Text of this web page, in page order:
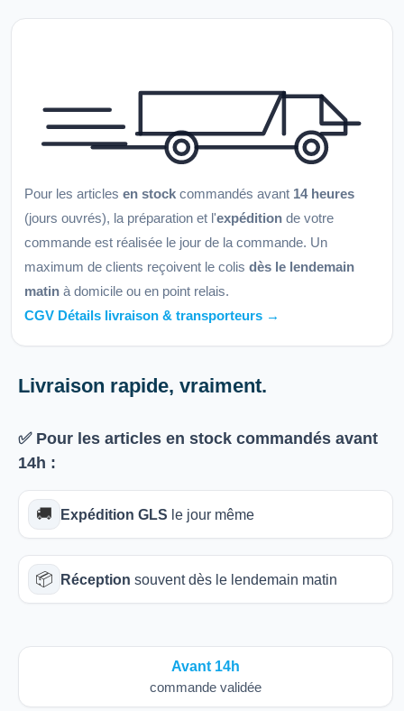
Pour les articles en stock commandés avant 14 heures
(jours ouvrés), la préparation et l'expédition de votre
commande est réalisée le jour de la commande. Un
maximum de clients reçoivent le colis dès le lendemain
matin à domicile ou en point relais.
CGV Détails livraison & transporteurs →
Livraison rapide, vraiment.
✅ Pour les articles en stock commandés avant
14h :
🚚 Expédition GLS le jour même
📦 Réception souvent dès le lendemain matin
Avant 14h
commande validée